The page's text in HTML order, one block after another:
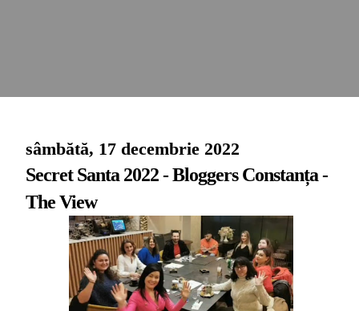
sâmbătă, 17 decembrie 2022
Secret Santa 2022 - Bloggers Constanța -
The View